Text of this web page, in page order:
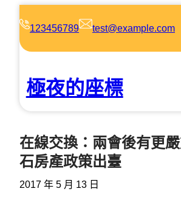
123456789 test@example.com
極夜的座標
在線交換：兩會後有更
石房產政策出臺
2017 年 5 月 13 日